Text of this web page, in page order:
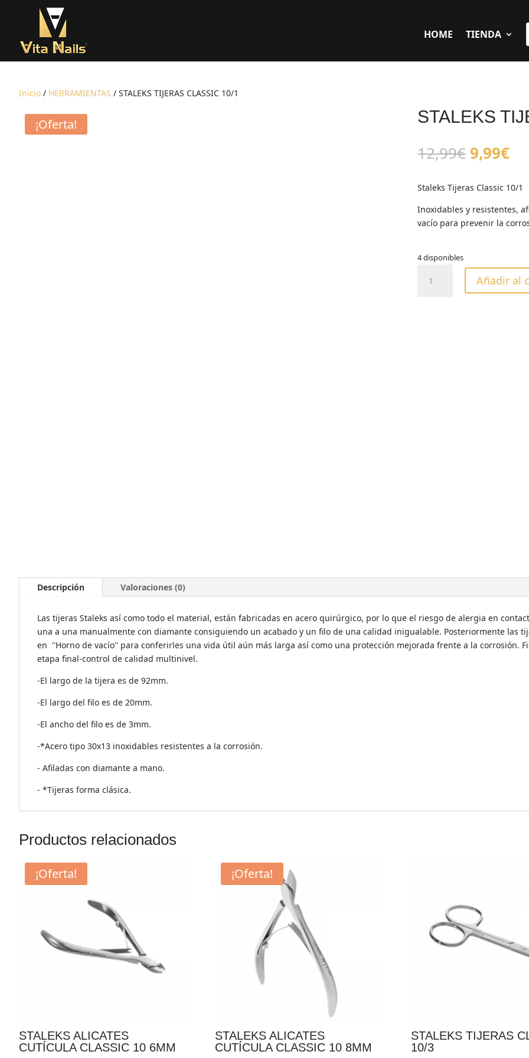
HOME TIENDA
Inicio / HERRAMIENTAS / STALEKS TIJERAS CLASSIC 10/1
¡Oferta! STALEKS
12,99€El
precio
original
era:
12,99€.
9,99€El
es:
Staleks Tijeras Classic 10/1
Inoxidables y resistentes,
vacío para prevenir la
4 disponibles
TIJERAS
Añadir al
Descripción Valoraciones (0)
Las tijeras Staleks así como todo el material, están fabricadas en acero quirúrgico, por lo que el riesgo de alergia en
una a una manualmente con diamante consiguiendo un acabado y un filo de una calidad inigualable. Posteriormente las
en ''Horno de vacío'' para conferirles una vida útil aún más larga así como una protección mejorada frente a la corrosión.
etapa final-control de calidad multinivel.
-El largo de la tijera es de 92mm.
-El largo del filo es de 20mm.
-El ancho del filo es de 3mm.
-*Acero tipo 30x13 inoxidables resistentes a la corrosión.
- Afiladas con diamante a mano.
- *Tijeras forma clásica.
Productos relacionados
¡Oferta!
STALEKS ALICATES
CUTÍCULA CLASSIC 10 6MM
¡Oferta!
STALEKS ALICATES
CUTÍCULA CLASSIC 10 8MM
STALEKS TIJERAS
10/3